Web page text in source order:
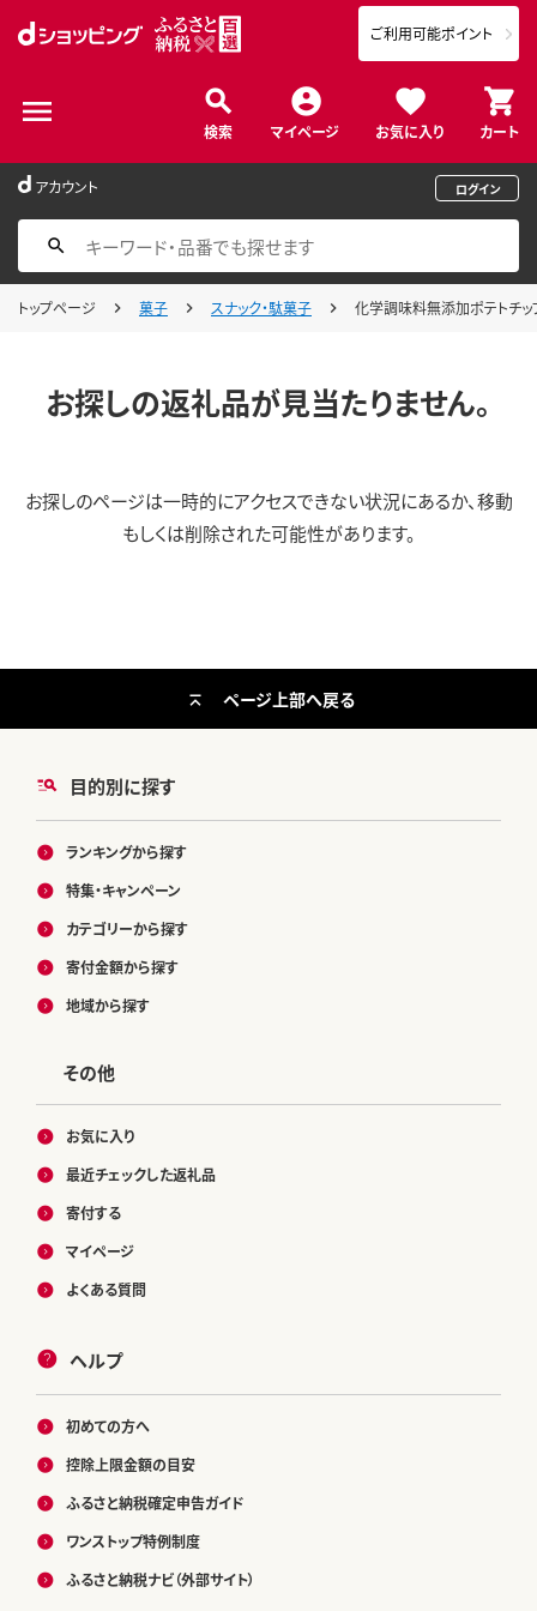
検索 マイページ お気に入り カート
ご利用可能ポイント
アカウント ログイン
トップページ 菓子 スナック・駄菓子 化学調味料無添加ポテトチ
お探しの返礼品が見当たりません。
お探しのページは一時的にアクセスできない状況にあるか、移動
もしくは削除された可能性があります。
目的別に探す
ランキングから探す
特集・キャンペーン
カテゴリーから探す
寄付金額から探す
地域から探す
その他
お気に入り
最近チェックした返礼品
寄付する
マイページ
よくある質問
ヘルプ
初めての方へ
控除上限金額の目安
ふるさと納税確定申告ガイド
ワンストップ特例制度
ふるさと納税ナビ（外部サイト）
ページ上部へ戻る